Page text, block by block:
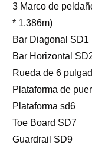
3 Marco de
* 1.386m)
Bar Diagonal SD1
Bar Horizontal
Rueda de 6
Plataforma de
Plataforma sd6
Toe Board SD7
Guardrail SD9